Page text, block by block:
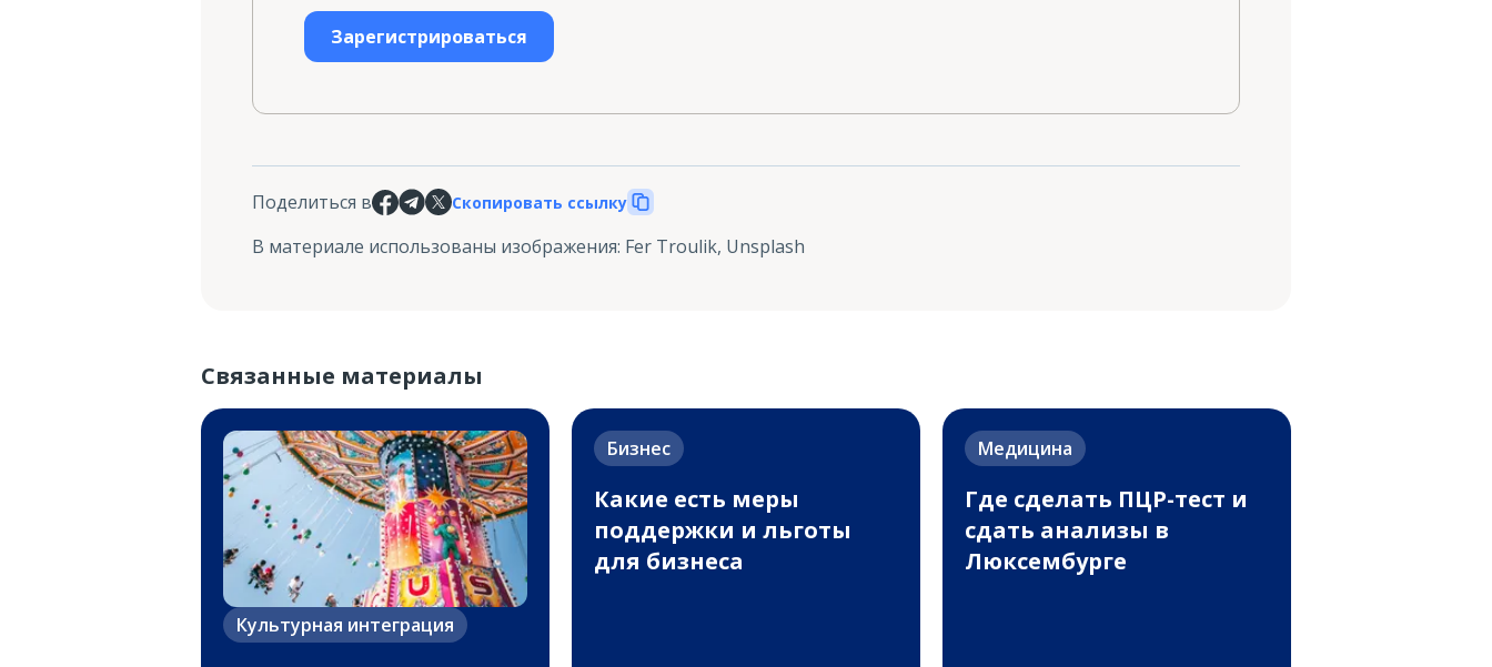
Зарегистрироваться
Поделиться в Скопировать ссылку
В материале использованы изображения: Fer Troulik, Unsplash
Связанные материалы
Культурная интеграция
Бизнес
Какие есть меры
поддержки и льготы
для бизнеса
Медицина
Где сделать ПЦР-тест и
сдать анализы в
Люксембурге